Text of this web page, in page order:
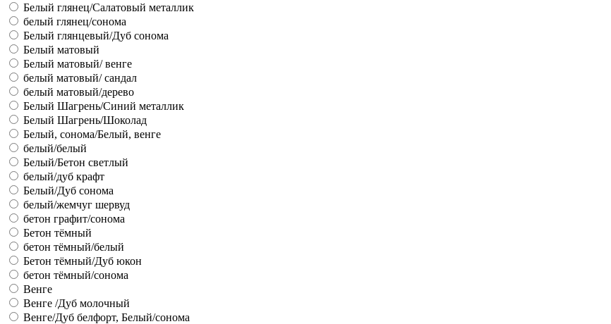
Белый глянец/Салатовый металлик
белый глянец/сонома
Белый глянцевый/Дуб сонома
Белый матовый
Белый матовый/ венге
белый матовый/ сандал
белый матовый/дерево
Белый Шагрень/Синий металлик
Белый Шагрень/Шоколад
Белый, сонома/Белый, венге
белый/белый
Белый/Бетон светлый
белый/дуб крафт
Белый/Дуб сонома
белый/жемчуг шервуд
бетон графит/сонома
Бетон тёмный
бетон тёмный/белый
Бетон тёмный/Дуб юкон
бетон тёмный/сонома
Венге
Венге /Дуб молочный
Венге/Дуб белфорт, Белый/сонома